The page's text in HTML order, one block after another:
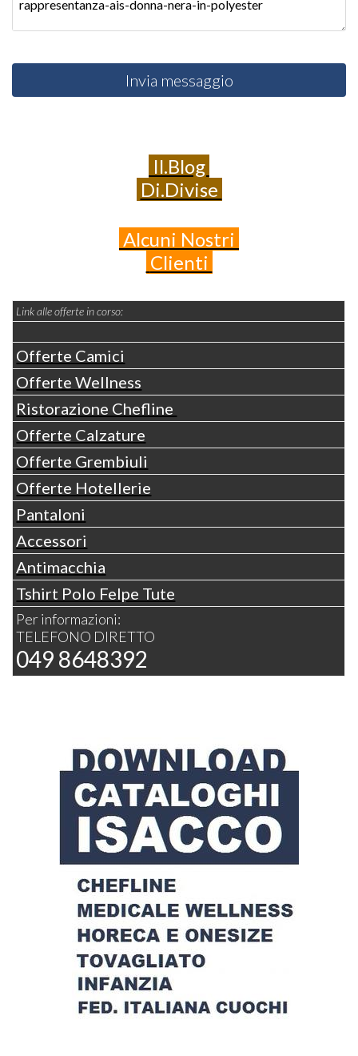
Invia messaggio
Il.Blog
Di.Divise
Alcuni Nostri
Clienti
Link alle offerte in corso:
Offerte Camici
Offerte Wellness
Ristorazione Chefline
Offerte Calzature
Offerte Grembiuli
Offerte Hotellerie
Pantaloni
Accessori
Antimacchia
Tshirt Polo Felpe Tute
Per informazioni:
TELEFONO DIRETTO
049 8648392